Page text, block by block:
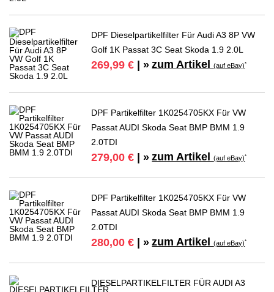
DPF Dieselpartikelfilter Für Audi A3 8P VW
Golf 1K Passat 3C Seat Skoda 1.9 2.0L
269,99 € | » zum Artikel(auf eBay)*
DPF Partikelfilter 1K0254705KX Für VW
Passat AUDI Skoda Seat BMP BMM 1.9
2.0TDI
279,00 € | » zum Artikel(auf eBay)*
DPF Partikelfilter 1K0254705KX Für VW
Passat AUDI Skoda Seat BMP BMM 1.9
2.0TDI
280,00 € | » zum Artikel(auf eBay)*
DIESELPARTIKELFILTER FÜR AUDI A3